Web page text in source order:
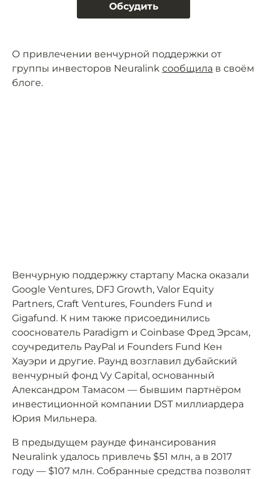
Обсудить
О привлечении венчурной поддержки от
группы инвесторов Neuralink сообщила в своём
блоге.
Венчурную поддержку стартапу Маска оказали
Google Ventures, DFJ Growth, Valor Equity
Partners, Craft Ventures, Founders Fund и
Gigafund. К ним также присоединились
сооснователь Paradigm и Coinbase Фред Эрсам,
соучредитель PayPal и Founders Fund Кен
Хауэри и другие. Раунд возглавил дубайский
венчурный фонд Vy Capital, основанный
Александром Тамасом — бывшим партнёром
инвестиционной компании DST миллиардера
Юрия Мильнера.
В предыдущем раунде финансирования
Neuralink удалось привлечь $51 млн, а в 2017
году — $107 млн. Собранные средства позволят